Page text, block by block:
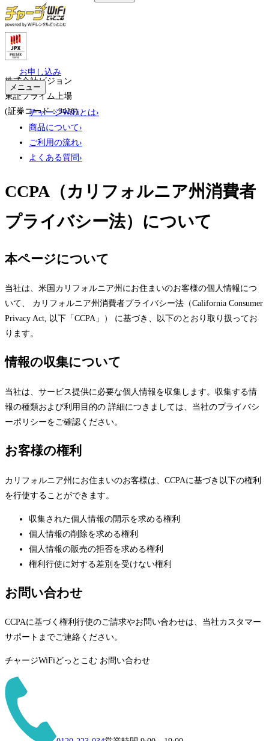
株式会社ビジョン
東証プライム上場
(証券コード：9416)
お申し込み
メニュー
チャージWiFiとは›
商品について›
ご利用の流れ›
よくある質問 ›
CCPA（カリフォルニア州消費者
プライバシー法）について
本ページについて
当社は、米国カリフォルニア州にお住まいのお客様の個人情報につ
いて、 カリフォルニア州消費者プライバシー法（California Consumer
Privacy Act, 以下「CCPA」） に基づき、以下のとおり取り扱ってお
ります。
情報の収集について
当社は、サービス提供に必要な個人情報を収集します。収集する情
報の種類および利用目的の 詳細につきましては、当社のプライバシ
ーポリシーをご確認ください。
お客様の権利
カリフォルニア州にお住まいのお客様は、CCPAに基づき以下の権利
を行使することができます。
収集された個人情報の開示を求める権利
個人情報の削除を求める権利
個人情報の販売の拒否を求める権利
権利行使に対する差別を受けない権利
お問い合わせ
CCPAに基づく権利行使のご請求やお問い合わせは、当社カスタマー
サポートまでご連絡ください。
チャージWiFiどっとこむ お問い合わせ